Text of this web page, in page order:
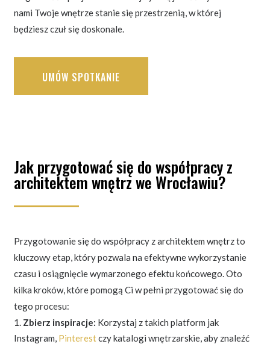
nami Twoje wnętrze stanie się przestrzenią, w której
będziesz czuł się doskonale.
UMÓW SPOTKANIE
Jak przygotować się do współpracy z
architektem wnętrz we Wrocławiu?
Przygotowanie się do współpracy z architektem wnętrz to
kluczowy etap, który pozwala na efektywne wykorzystanie
czasu i osiągnięcie wymarzonego efektu końcowego. Oto
kilka kroków, które pomogą Ci w pełni przygotować się do
tego procesu:
Zbierz inspiracje: Korzystaj z takich platform jak
Instagram, Pinterestczy katalogi wnętrzarskie, aby znaleźć